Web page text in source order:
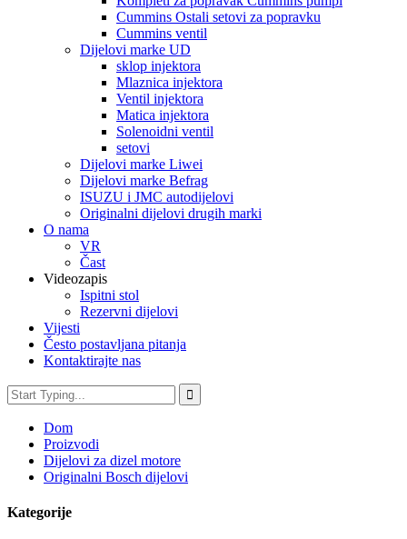
Cummins Ostali setovi za popravku
Cummins ventil
Dijelovi marke UD
sklop injektora
Mlaznica injektora
Ventil injektora
Matica injektora
Solenoidni ventil
setovi
Dijelovi marke Liwei
Dijelovi marke Befrag
ISUZU i JMC autodijelovi
Originalni dijelovi drugih marki
O nama
VR
Čast
Videozapis
Ispitni stol
Rezervni dijelovi
Vijesti
Često postavljana pitanja
Kontaktirajte nas
Dom
Proizvodi
Dijelovi za dizel motore
Originalni Bosch dijelovi
Kategorije